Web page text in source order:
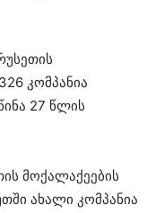
კომპანია
27 წლის
მოქალაქეების
ახალი კომპანია